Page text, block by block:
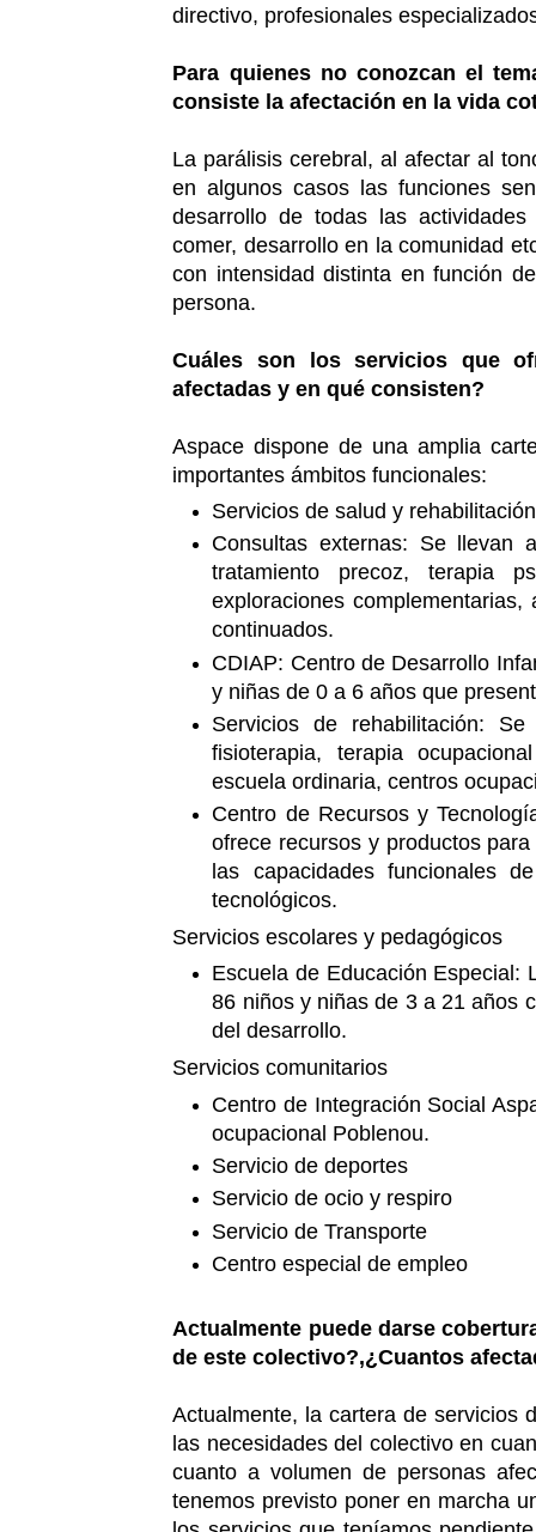
directivo, profesionales
Para quienes no conozcan el
consiste la afectación en la vida
La parálisis cerebral, al afectar al
en algunos casos las funciones
desarrollo de todas las
comer, desarrollo en la comunidad
con intensidad distinta en función
persona.
Cuáles son los servicios que
afectadas y en qué consisten?
Aspace dispone de una amplia
importantes ámbitos funcionales:
Servicios de salud y
Consultas externas: Se llevan
tratamiento precoz, terapia
exploraciones
continuados.
CDIAP: Centro de Desarrollo
y niñas de 0 a 6 años que
Servicios de rehabilitación:
fisioterapia, terapia
escuela ordinaria, centros
Centro de Recursos y
ofrece recursos y productos
las capacidades funcionales
tecnológicos.
Servicios escolares y pedagógicos
Escuela de Educación Especial:
86 niños y niñas de 3 a 21 años
del desarrollo.
Servicios comunitarios
Centro de Integración Social
ocupacional Poblenou.
Servicio de deportes
Servicio de ocio y respiro
Servicio de Transporte
Centro especial de empleo
Actualmente puede darse
de este colectivo?,¿Cuantos
Actualmente, la cartera de servicios
las necesidades del colectivo en
cuanto a volumen de personas
tenemos previsto poner en marcha